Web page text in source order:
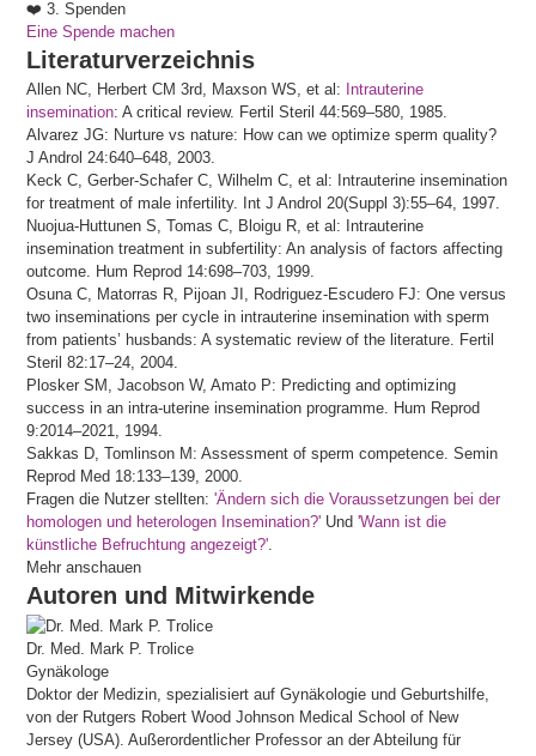
❤️ 3. Spenden
Eine Spende machen
Literaturverzeichnis
Allen NC, Herbert CM 3rd, Maxson WS, et al: Intrauterine
insemination: A critical review. Fertil Steril 44:569–580, 1985.
Alvarez JG: Nurture vs nature: How can we optimize sperm quality?
J Androl 24:640–648, 2003.
Keck C, Gerber-Schafer C, Wilhelm C, et al: Intrauterine insemination
for treatment of male infertility. Int J Androl 20(Suppl 3):55–64, 1997.
Nuojua-Huttunen S, Tomas C, Bloigu R, et al: Intrauterine
insemination treatment in subfertility: An analysis of factors affecting
outcome. Hum Reprod 14:698–703, 1999.
Osuna C, Matorras R, Pijoan JI, Rodriguez-Escudero FJ: One versus
two inseminations per cycle in intrauterine insemination with sperm
from patients’ husbands: A systematic review of the literature. Fertil
Steril 82:17–24, 2004.
Plosker SM, Jacobson W, Amato P: Predicting and optimizing
success in an intra-uterine insemination programme. Hum Reprod
9:2014–2021, 1994.
Sakkas D, Tomlinson M: Assessment of sperm competence. Semin
Reprod Med 18:133–139, 2000.
Fragen die Nutzer stellten:'Ändern sich die Voraussetzungen bei der
homologen und heterologen Insemination?' Und'Wann ist die
künstliche Befruchtung angezeigt?'.
Mehr anschauen
Autoren und Mitwirkende
Dr. Med. Mark P. Trolice
Gynäkologe
Doktor der Medizin, spezialisiert auf Gynäkologie und Geburtshilfe,
von der Rutgers Robert Wood Johnson Medical School of New
Jersey (USA). Außerordentlicher Professor an der Abteilung für